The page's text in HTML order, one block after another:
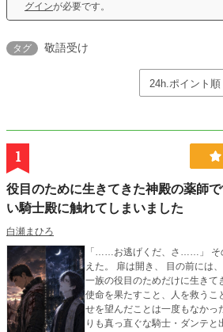
グインが必要です。
タグ 敬語受け
1
役目のために生きてきた神殿の薬師
い騎士殿に触れてしまいました
白瀬まひろ
「……お逃げくだ、さ……」 その願いは、熱に溶かされて消
えた。 扉は開き、 目の前には、一人の騎士がいた―― +++
一族の役目のためだけに生きて
使命を果たすこと、人を救うこ
せを望んだことは一度もなかった。 ある時、不器用だ
りも真っ直ぐな騎士・ダンテ